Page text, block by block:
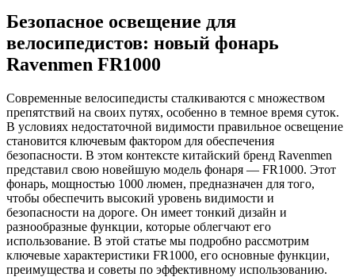
Безопасное освещение для
велосипедистов: новый фонарь
Ravenmen FR1000
Современные велосипедисты сталкиваются с множеством
препятствий на своих путях, особенно в темное время суток.
В условиях недостаточной видимости правильное освещение
становится ключевым фактором для обеспечения
безопасности. В этом контексте китайский бренд Ravenmen
представил свою новейшую модель фонаря — FR1000. Этот
фонарь, мощностью 1000 люмен, предназначен для того,
чтобы обеспечить высокий уровень видимости и
безопасности на дороге. Он имеет тонкий дизайн и
разнообразные функции, которые облегчают его
использование. В этой статье мы подробно рассмотрим
ключевые характеристики FR1000, его основные функции,
преимущества и советы по эффективному использованию.